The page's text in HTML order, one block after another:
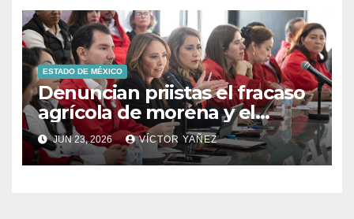
ESTADO DE MÉXICO
Denuncian priistas el fracaso
agrícola de morena y el
abandono al campo
mexicano
JUN 23, 2026 VÍCTOR YAÑEZ